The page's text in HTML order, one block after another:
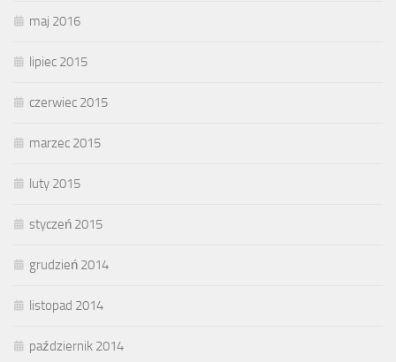
maj 2016
lipiec 2015
czerwiec 2015
marzec 2015
luty 2015
styczeń 2015
grudzień 2014
listopad 2014
październik 2014